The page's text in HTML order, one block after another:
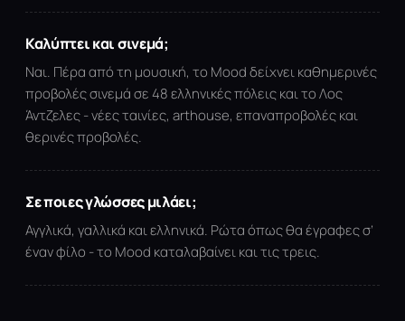
Καλύπτει και σινεμά;
Ναι. Πέρα από τη μουσική, το Mood δείχνει καθημερινές
προβολές σινεμά σε 48 ελληνικές πόλεις και το Λος
Άντζελες - νέες ταινίες, arthouse, επαναπροβολές και
θερινές προβολές.
Σε ποιες γλώσσες μιλάει;
Αγγλικά, γαλλικά και ελληνικά. Ρώτα όπως θα έγραφες σ’
έναν φίλο - το Mood καταλαβαίνει και τις τρεις.